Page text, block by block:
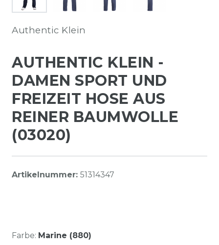
Authentic Klein
AUTHENTIC KLEIN -
DAMEN SPORT UND
FREIZEIT HOSE AUS
REINER BAUMWOLLE
(03020)
Artikelnummer: 51314347
Farbe: Marine (880)